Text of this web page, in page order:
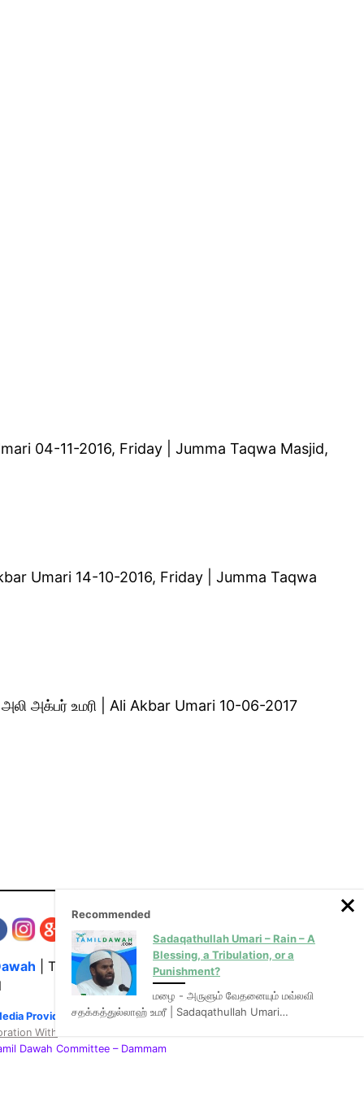
04-11-2016, Friday | Jumma Taqwa Masjid,
Umari 14-10-2016, Friday | Jumma Taqwa
அக்பர் உமரி | Ali Akbar Umari 10-06-2017
| The Media Hub for Islamic Lectures
Provider of video & audio mp3 tamil bayans
With
Dawah Committee – Dammam
Recommended
Sadaqathullah Umari – Rain – A
Blessing, a Tribulation, or a
Punishment?
மழை - அருளும் வேதனையும் மவ்லவி
சதக்கத்துல்லாஹ் உமரீ | Sadaqathullah Umari…